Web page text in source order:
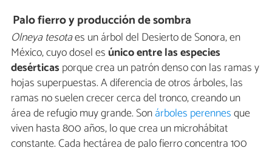
Palo fierro y producción de sombra
Olneya tesotaes un árbol del Desierto de Sonora, en
México, cuyo dosel es único entre las especies
desérticas porque crea un patrón denso con las ramas y
hojas superpuestas. A diferencia de otros árboles, las
ramas no suelen crecer cerca del tronco, creando un
área de refugio muy grande. Sonárboles perennesque
viven hasta 800 años, lo que crea un microhábitat
constante. Cada hectárea de palo fierro concentra 100